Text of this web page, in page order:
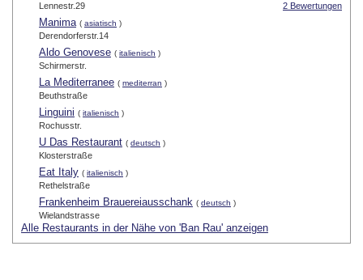
2 Bewertungen
Lennestr.29
Manima ( asiatisch )
Derendorferstr.14
Aldo Genovese ( italienisch )
Schirmerstr.
La Mediterranee ( mediterran )
Beuthstraße
Linguini ( italienisch )
Rochusstr.
U Das Restaurant ( deutsch )
Klosterstraße
Eat Italy ( italienisch )
Rethelstraße
Frankenheim Brauereiausschank ( deutsch )
Wielandstrasse
Alle Restaurants in der Nähe von 'Ban Rau' anzeigen